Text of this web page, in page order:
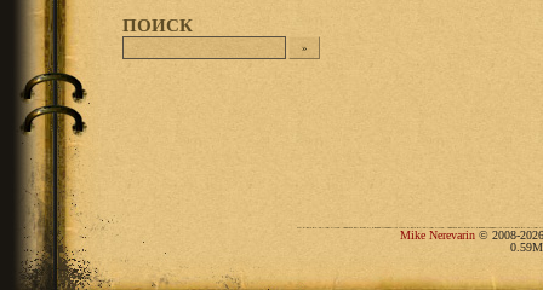
ПОИСК
Mike Nerevarin © 2008-